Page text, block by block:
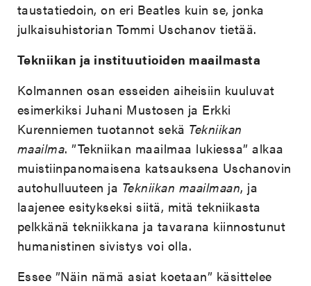
taustatiedoin, on eri Beatles kuin se, jonka
julkaisuhistorian Tommi Uschanov tietää.
Tekniikan ja instituutioiden maailmasta
Kolmannen osan esseiden aiheisiin kuuluvat
esimerkiksi Juhani Mustosen ja Erkki
Kurenniemen tuotannot sekä Tekniikan
maailma. ”Tekniikan maailmaa lukiessa” alkaa
muistiinpanomaisena katsauksena Uschanovin
autohulluuteen ja Tekniikan maailmaan, ja
laajenee esitykseksi siitä, mitä tekniikasta
pelkkänä tekniikkana ja tavarana kiinnostunut
humanistinen sivistys voi olla.
Essee ”Näin nämä asiat koetaan” käsittelee